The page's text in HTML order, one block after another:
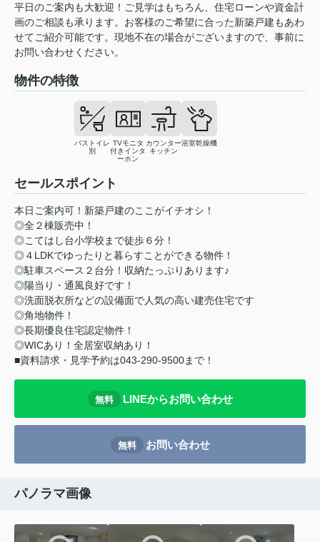
平日のご案内も大歓迎！ご見学はもちろん、住宅ローンや資金計
画のご相談も承ります。お客様のご希望に合った新築戸建もあわ
せてご紹介可能です。現地不在の場合がございますので、事前に
お問い合わせください。
物件の特徴
バストイレ
別
TVモニタ
付きインタ
ーホン
カウンター
キッチン
浴室乾燥機
セールスポイント
本日ご案内可！新築戸建のここがイチオシ！
◎全２棟販売中！
◎こてはし台小学校まで徒歩６分！
◎４LDKでゆったりと暮らすことができる物件！
◎駐車スペース２台分！収納たっぷりあります♪
◎陽当り・通風良好です！
◎洗面脱衣所などの設備面で人気の高い建売住宅です
◎角地物件！
◎長期優良住宅認定物件！
◎WICあり！全居室収納あり！
■資料請求・見学予約は043-290-9500まで！
無料 LINEからお問い合わせ
無料 お問い合わせ
パノラマ画像